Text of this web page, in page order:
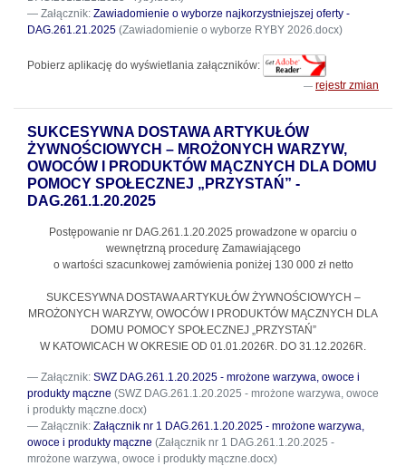
Załącznik: Zawiadomienie o wyborze najkorzystniejszej oferty -
DAG.261.21.2025 (Zawiadomienie o wyborze RYBY 2026.docx)
Pobierz aplikację do wyświetlania załączników:
rejestr zmian
SUKCESYWNA DOSTAWA ARTYKUŁÓW
ŻYWNOŚCIOWYCH – MROŻONYCH WARZYW,
OWOCÓW I PRODUKTÓW MĄCZNYCH DLA DOMU
POMOCY SPOŁECZNEJ „PRZYSTAŃ” -
DAG.261.1.20.2025
Postępowanie nr DAG.261.1.20.2025 prowadzone w oparciu o
wewnętrzną procedurę Zamawiającego
o wartości szacunkowej zamówienia poniżej 130 000 zł netto
SUKCESYWNA DOSTAWA ARTYKUŁÓW ŻYWNOŚCIOWYCH –
MROŻONYCH WARZYW, OWOCÓW I PRODUKTÓW MĄCZNYCH DLA
DOMU POMOCY SPOŁECZNEJ „PRZYSTAŃ”
W KATOWICACH W OKRESIE OD 01.01.2026R. DO 31.12.2026R.
Załącznik: SWZ DAG.261.1.20.2025 - mrożone warzywa, owoce i
produkty mączne (SWZ DAG.261.1.20.2025 - mrożone warzywa, owoce
i produkty mączne.docx)
Załącznik: Załącznik nr 1 DAG.261.1.20.2025 - mrożone warzywa,
owoce i produkty mączne (Załącznik nr 1 DAG.261.1.20.2025 -
mrożone warzywa, owoce i produkty mączne.docx)